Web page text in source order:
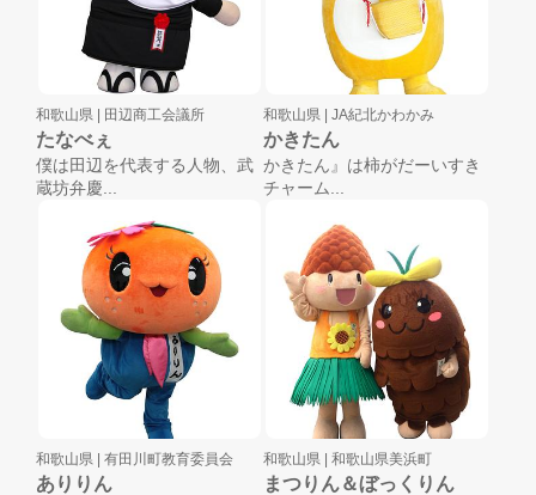
和歌山県 | 田辺商工会議所
たなべぇ
僕は田辺を代表する人物、武
蔵坊弁慶...
和歌山県 | JA紀北かわかみ
かきたん
かきたん』は柿がだーいすき
チャーム...
和歌山県 | 有田川町教育委員会
ありりん
和歌山県 | 和歌山県美浜町
まつりん＆ぼっくりん